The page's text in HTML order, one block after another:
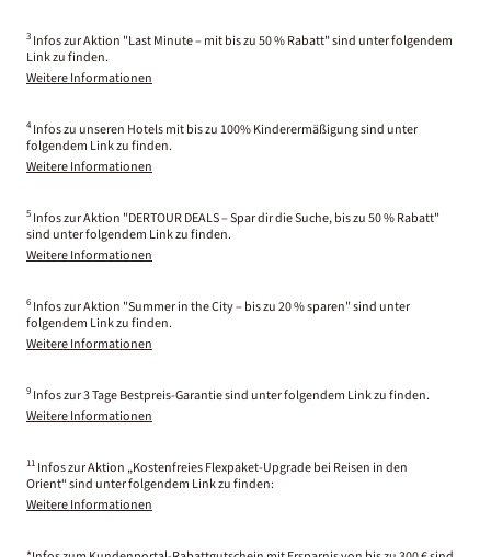
3 Infos zur Aktion "Last Minute – mit bis zu 50 % Rabatt" sind unter folgendem
Link zu finden.
Weitere Informationen
4 Infos zu unseren Hotels mit bis zu 100% Kinderermäßigung sind unter
folgendem Link zu finden.
Weitere Informationen
5 Infos zur Aktion "DERTOUR DEALS – Spar dir die Suche, bis zu 50 % Rabatt"
sind unter folgendem Link zu finden.
Weitere Informationen
6 Infos zur Aktion "Summer in the City – bis zu 20 % sparen" sind unter
folgendem Link zu finden.
Weitere Informationen
9 Infos zur 3 Tage Bestpreis-Garantie sind unter folgendem Link zu finden.
Weitere Informationen
11 Infos zur Aktion „Kostenfreies Flexpaket-Upgrade bei Reisen in den
Orient“ sind unter folgendem Link zu finden:
Weitere Informationen